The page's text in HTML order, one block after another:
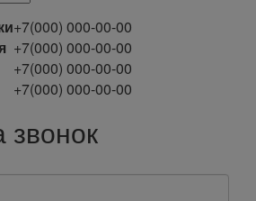
+7(000) 000-00-00
+7(000) 000-00-00
+7(000) 000-00-00
+7(000) 000-00-00
звонок